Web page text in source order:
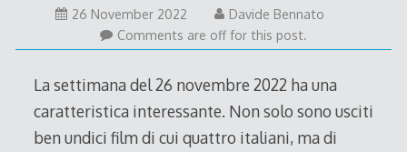
26 November 2022
Davide Bennato
Comments are off for this post.
La settimana del 26 novembre 2022 ha una
caratteristica interessante. Non solo sono usciti
ben undici film di cui quattro italiani, ma di